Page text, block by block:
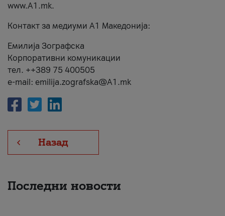
www.А1.mk.
Контакт за медиуми А1 Македонија:
Емилија Зографска
Корпоративни комуникации
тел. ++389 75 400505
e-mail: emilija.zografska@A1.mk
Назад
Последни новости